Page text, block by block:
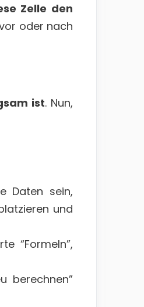
Zelle den
oder nach
ist. Nun,
Daten sein,
und
“Formeln”,
berechnen”